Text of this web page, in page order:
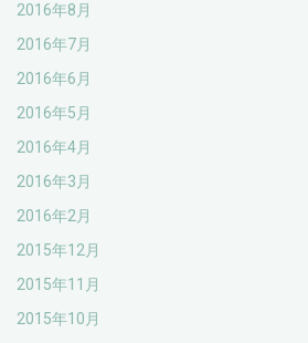
2016年8月
2016年7月
2016年6月
2016年5月
2016年4月
2016年3月
2016年2月
2015年12月
2015年11月
2015年10月